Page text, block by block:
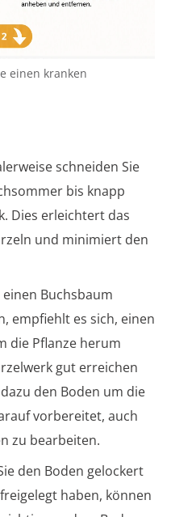
einen kranken
schneiden Sie
bis knapp
Dies erleichtert das
und minimiert den
einen Buchsbaum
empfiehlt es sich, einen
die Pflanze herum
gut erreichen
den Boden um die
vorbereitet, auch
zu bearbeiten.
den Boden gelockert
haben, können